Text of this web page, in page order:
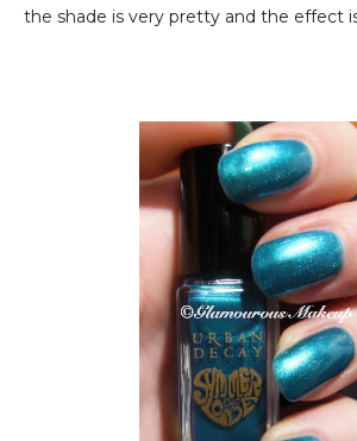
the shade is very pretty and the effect